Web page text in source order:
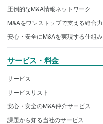
圧倒的なM&A情報ネットワーク
M&Aをワンストップで支える総合力
安心・安全にM&Aを実現する仕組み
サービス・料金
サービス
サービスリスト
安心・安全のM&A仲介サービス
課題から知る当社のサービス